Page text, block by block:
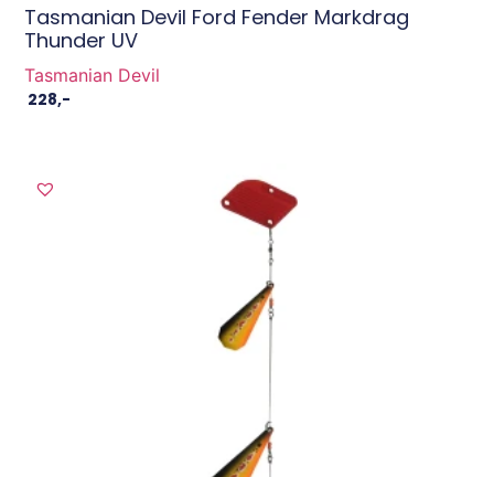
Tasmanian Devil Ford Fender Markdrag
Thunder UV
Tasmanian Devil
228,-